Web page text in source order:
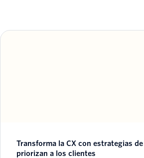
Transforma la CX con estrategias
priorizan a los clientes